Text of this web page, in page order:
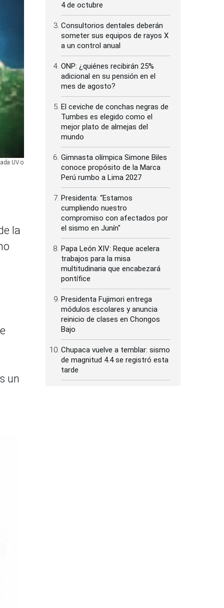
UV o
la
un
4 de octubre
Consultorios dentales deberán
someter sus equipos de rayos X
a un control anual
ONP: ¿quiénes recibirán 25%
adicional en su pensión en el
mes de agosto?
El ceviche de conchas negras de
Tumbes es elegido como el
mejor plato de almejas del
mundo
Gimnasta olímpica Simone Biles
conoce propósito de la Marca
Perú rumbo a Lima 2027
Presidenta: “Estamos
cumpliendo nuestro
compromiso con afectados por
el sismo en Junín"
Papa León XIV: Reque acelera
trabajos para la misa
multitudinaria que encabezará
pontífice
Presidenta Fujimori entrega
módulos escolares y anuncia
reinicio de clases en Chongos
Bajo
Chupaca vuelve a temblar: sismo
de magnitud 4.4 se registró esta
tarde